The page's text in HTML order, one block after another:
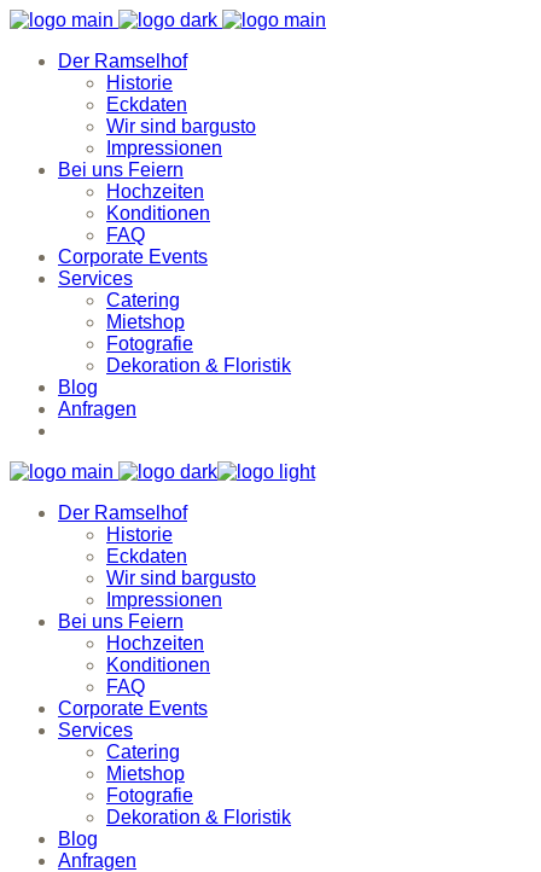
Der Ramselhof
Historie
Eckdaten
Wir sind bargusto
Impressionen
Bei uns Feiern
Hochzeiten
Konditionen
FAQ
Corporate Events
Services
Catering
Mietshop
Fotografie
Dekoration & Floristik
Blog
Anfragen
Der Ramselhof
Historie
Eckdaten
Wir sind bargusto
Impressionen
Bei uns Feiern
Hochzeiten
Konditionen
FAQ
Corporate Events
Services
Catering
Mietshop
Fotografie
Dekoration & Floristik
Blog
Anfragen